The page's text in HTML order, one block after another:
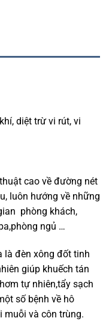
diệt trừ vi rút, vi
cao về đường nét
luôn hướng về những
phòng khách,
ngủ …
là đèn xông đốt tinh
giúp khuếch tán
tự nhiên,tẩy sạch
số bệnh về hô
muỗi và côn trùng.